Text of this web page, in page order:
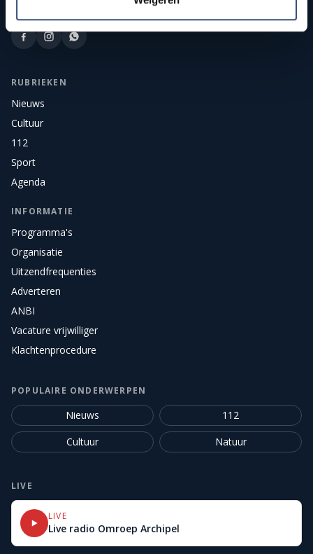
nieuws, sport, cultuur, en live radio en tv voor het eiland.
RUBRIEKEN
Nieuws
Cultuur
112
Sport
Agenda
INFORMATIE
Programma's
Organisatie
Uitzendfrequenties
Adverteren
ANBI
Vacature vrijwilliger
Klachtenprocedure
POPULAIRE ONDERWERPEN
Nieuws
112
Cultuur
Natuur
LIVE
LIVE
Live radio Omroep Archipel